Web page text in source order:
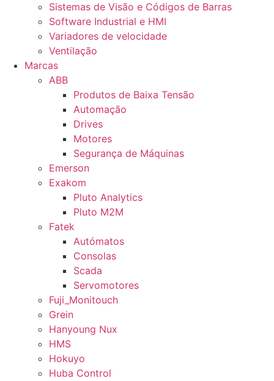
Sistemas de Visão e Códigos de Barras
Software Industrial e HMI
Variadores de velocidade
Ventilação
Marcas
ABB
Produtos de Baixa Tensão
Automação
Drives
Motores
Segurança de Máquinas
Emerson
Exakom
Pluto Analytics
Pluto M2M
Fatek
Autómatos
Consolas
Scada
Servomotores
Fuji_Monitouch
Grein
Hanyoung Nux
HMS
Hokuyo
Huba Control